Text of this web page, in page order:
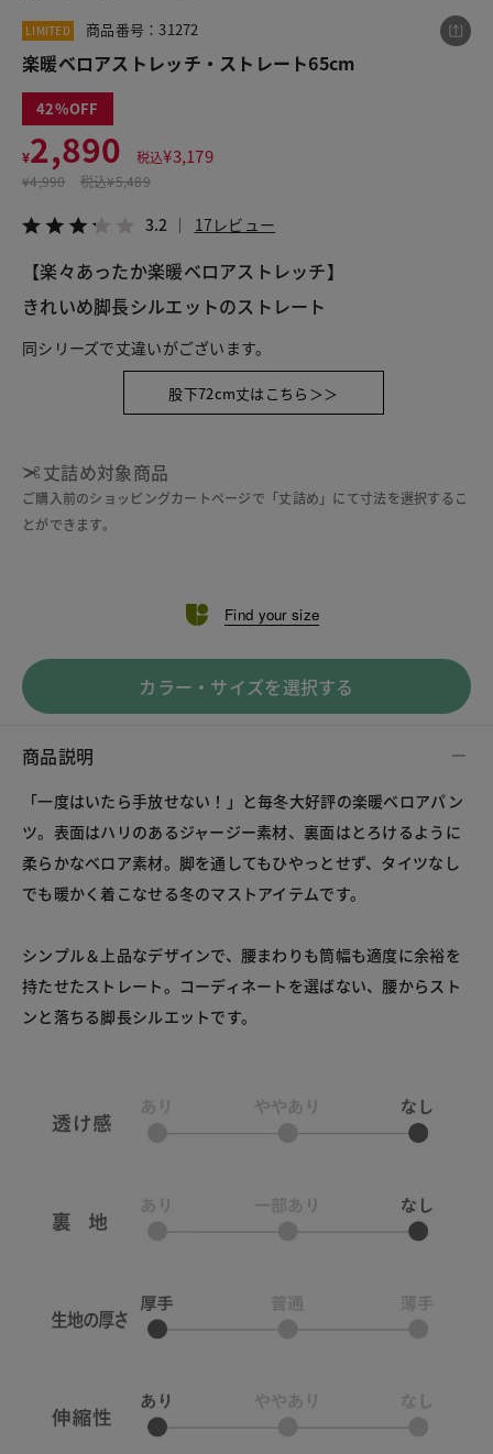
LIMITED 商品番号：31272
楽暖ベロアストレッチ・ストレート65cm
42
¥2,890 税込¥3,179
¥4,990 税込¥5,489
3.2 17レビュー
【楽々あったか楽暖ベロアストレッチ】
きれいめ脚長シルエットのストレート
同シリーズで丈違いがございます。
股下72cm丈はこちら＞＞
丈詰め対象商品
ご購入前のショッピングカートページで「丈詰め」にて寸法を選択するこ
とができます。
Find your size
カラー・サイズを選択する
商品説明
「一度はいたら手放せない！」と毎冬大好評の楽暖ベロアパン
ツ。表面はハリのあるジャージー素材、裏面はとろけるように
柔らかなベロア素材。脚を通してもひやっとせず、タイツなし
でも暖かく着こなせる冬のマストアイテムです。
シンプル＆上品なデザインで、腰まわりも筒幅も適度に余裕を
持たせたストレート。コーディネートを選ばない、腰からスト
ンと落ちる脚長シルエットです。
この商品をシェアする
¥2,890
税込¥3,179
LINE X メール